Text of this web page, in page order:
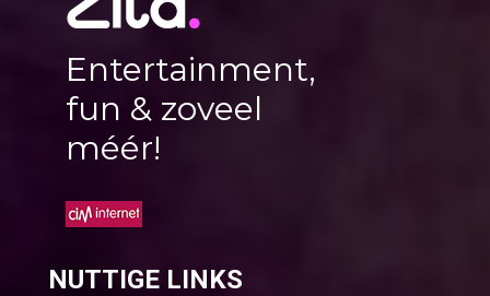
Entertainment,
fun & zoveel
méér!
NUTTIGE LINKS